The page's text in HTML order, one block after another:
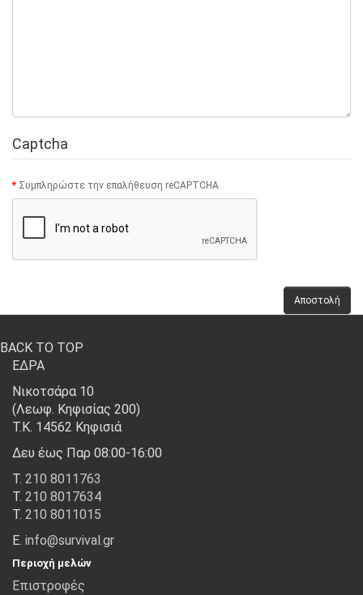
Captcha
Συμπληρώστε την επαλήθευση reCAPTCHA
BACK TO TOP
ΕΔΡΑ
Νικοτσάρα 10
(Λεωφ. Κηφισίας 200)
Τ.Κ. 14562 Κηφισιά
Δευ έως Παρ 08:00-16:00
Τ. 210 8011763
Τ. 210 8017634
Τ. 210 8011015
Ε. info@survival.gr
Περιοχή μελών
Επιστροφές